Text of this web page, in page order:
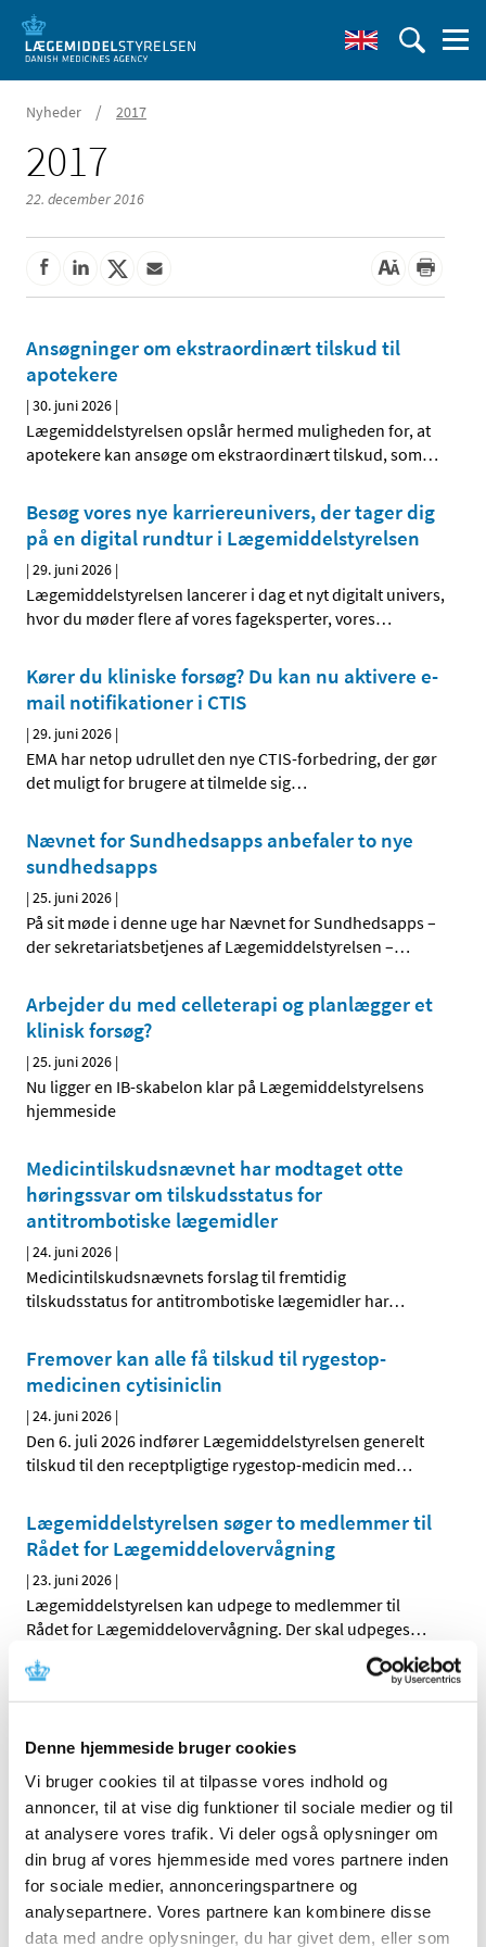
Denne hjemmeside bruger cookies
Vi bruger cookies til at tilpasse vores indhold og
annoncer, til at vise dig funktioner til sociale medier og til
at analysere vores trafik. Vi deler også oplysninger om
din brug af vores hjemmeside med vores partnere inden
for sociale medier, annonceringspartnere og
analysepartnere. Vores partnere kan kombinere disse
data med andre oplysninger, du har givet dem, eller som
Nyheder / 2017
2017
22. december 2016
Ansøgninger om ekstraordinært tilskud til
apotekere
|30. juni 2026 |
Lægemiddelstyrelsen opslår hermed muligheden for, at
apotekere kan ansøge om ekstraordinært tilskud, som…
Besøg vores nye karriereunivers, der tager dig
på en digital rundtur i Lægemiddelstyrelsen
|29. juni 2026 |
Lægemiddelstyrelsen lancerer i dag et nyt digitalt univers,
hvor du møder flere af vores fageksperter, vores…
Kører du kliniske forsøg? Du kan nu aktivere e-
mail notifikationer i CTIS
|29. juni 2026 |
EMA har netop udrullet den nye CTIS-forbedring, der gør
det muligt for brugere at tilmelde sig…
Nævnet for Sundhedsapps anbefaler to nye
sundhedsapps
|25. juni 2026 |
På sit møde i denne uge har Nævnet for Sundhedsapps –
der sekretariatsbetjenes af Lægemiddelstyrelsen –…
Arbejder du med celleterapi og planlægger et
klinisk forsøg?
|25. juni 2026 |
Nu ligger en IB-skabelon klar på Lægemiddelstyrelsens
hjemmeside
Medicintilskudsnævnet har modtaget otte
høringssvar om tilskudsstatus for
antitrombotiske lægemidler
|24. juni 2026 |
Medicintilskudsnævnets forslag til fremtidig
tilskudsstatus for antitrombotiske lægemidler har…
Fremover kan alle få tilskud til rygestop-
medicinen cytisiniclin
|24. juni 2026 |
Den 6. juli 2026 indfører Lægemiddelstyrelsen generelt
tilskud til den receptpligtige rygestop-medicin med…
Lægemiddelstyrelsen søger to medlemmer til
Rådet for Lægemiddelovervågning
|23. juni 2026 |
Lægemiddelstyrelsen kan udpege to medlemmer til
Rådet for Lægemiddelovervågning. Der skal udpeges…
Valproats produktinformation opdateres efter
bevares
Bivirkningskomiteen PRAC har vurderet nye studier om
en mulig risiko for børn, hvis fædre har brugt valproat.…
Vejledningen for digitale og decentrale
kliniske forsøg (DCT) er opdateret
|9. juni 2026|